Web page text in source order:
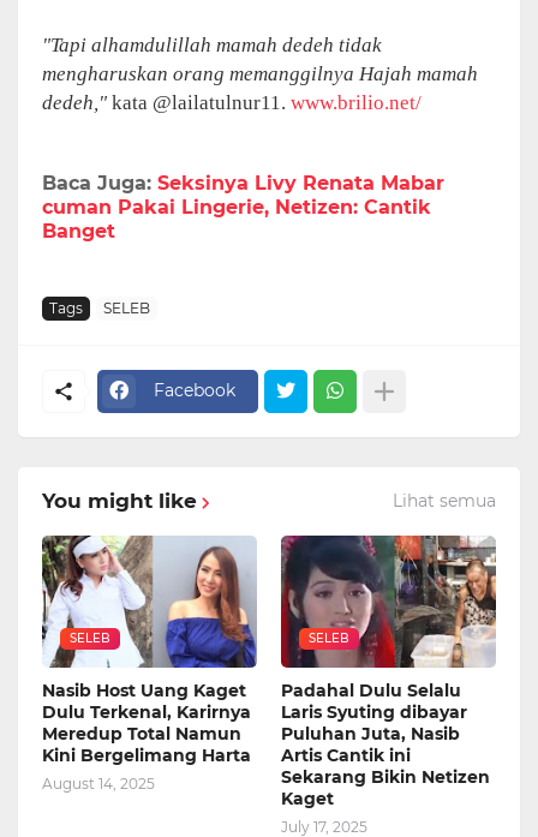
"Tapi alhamdulillah mamah dedeh tidak
mengharuskan orang memanggilnya Hajah mamah
dedeh," kata @lailatulnur11. www.brilio.net/
Baca Juga: Seksinya Livy Renata Mabar
cuman Pakai Lingerie, Netizen: Cantik
Banget
Tags SELEB
Facebook
You might like Lihat semua
SELEB
Nasib Host Uang Kaget
Dulu Terkenal, Karirnya
Meredup Total Namun
Kini Bergelimang Harta
August 14, 2025
SELEB
Padahal Dulu Selalu
Laris Syuting dibayar
Puluhan Juta, Nasib
Artis Cantik ini
Sekarang Bikin Netizen
Kaget
July 17, 2025